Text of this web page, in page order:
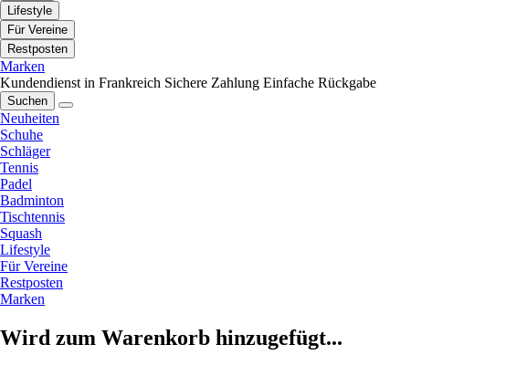
Lifestyle
Für Vereine
Restposten
Marken
Kundendienst in Frankreich Sichere Zahlung Einfache Rückgabe
Suchen
Neuheiten
Schuhe
Schläger
Tennis
Padel
Badminton
Tischtennis
Squash
Lifestyle
Für Vereine
Restposten
Marken
Wird zum Warenkorb hinzugefügt...